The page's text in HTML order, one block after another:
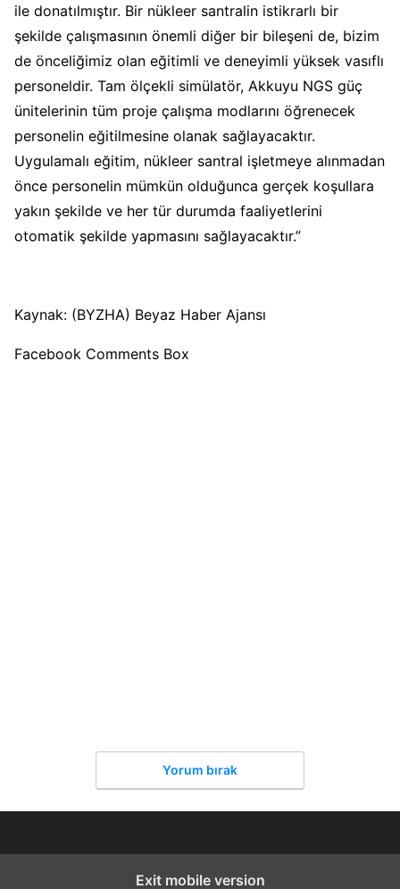
ile donatılmıştır. Bir nükleer santralin istikrarlı bir
şekilde çalışmasının önemli diğer bir bileşeni de, bizim
de önceliğimiz olan eğitimli ve deneyimli yüksek vasıflı
personeldir. Tam ölçekli simülatör, Akkuyu NGS güç
ünitelerinin tüm proje çalışma modlarını öğrenecek
personelin eğitilmesine olanak sağlayacaktır.
Uygulamalı eğitim, nükleer santral işletmeye alınmadan
önce personelin mümkün olduğunca gerçek koşullara
yakın şekilde ve her tür durumda faaliyetlerini
otomatik şekilde yapmasını sağlayacaktır.”
Kaynak: (BYZHA) Beyaz Haber Ajansı
Facebook Comments Box
Yorum bırak
Exit mobile version